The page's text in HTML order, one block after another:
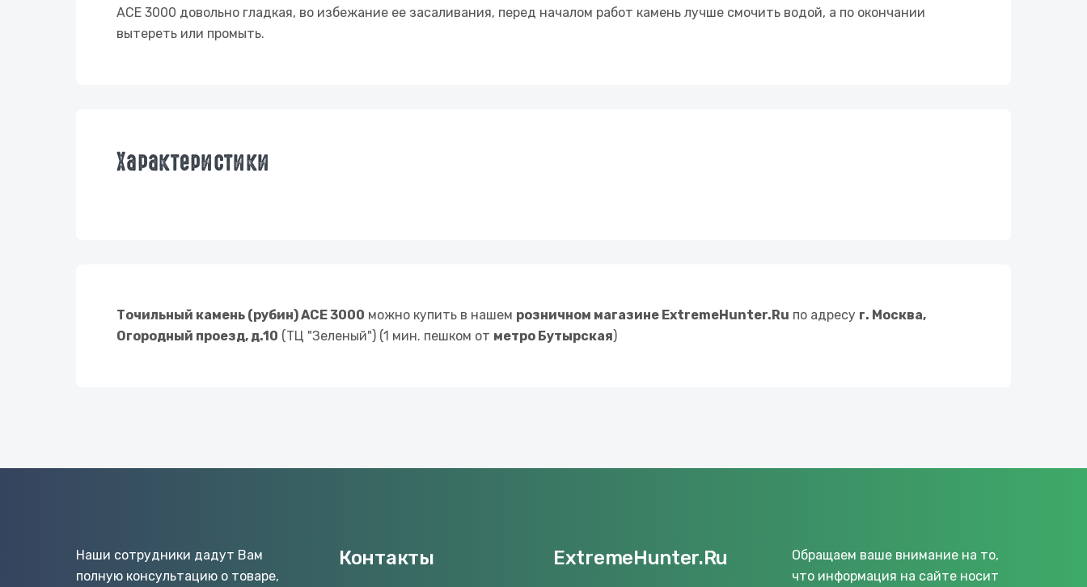
АСЕ 3000 довольно гладкая, во избежание ее засаливания, перед началом работ камень лучше смочить водой, а по окончании
вытереть или промыть.
Характеристики
Точильный камень (рубин) ACE 3000 можно купить в нашем розничном магазине ExtremeHunter.Ru по адресу г. Москва,
Огородный проезд, д.10 (ТЦ "Зеленый") (1 мин. пешком от метро Бутырская)
Наши сотрудники дадут Вам
полную консультацию о товаре,
Контакты ExtremeHunter.Ru
Обращаем ваше внимание на то,
что информация на сайте носит